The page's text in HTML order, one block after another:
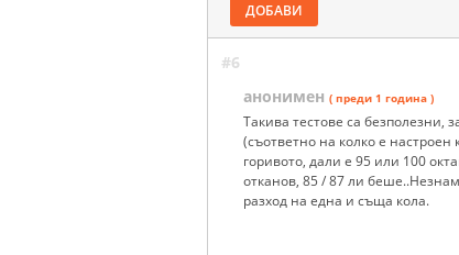
ДОБАВИ
#6
анонимен ( преди 1 година )
Такива тестове са
(съответно на колко е настроен
горивото, дали е 95 или 100
отканов, 85 / 87 ли
разход на една и съща кола.